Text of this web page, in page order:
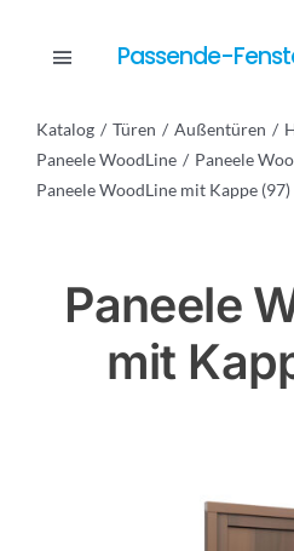
Toggle Passende-
Katalog Türen Außentüren
Paneele WoodLine
Paneele
Paneele WoodLine mit Kappe (97)
Paneele
mit